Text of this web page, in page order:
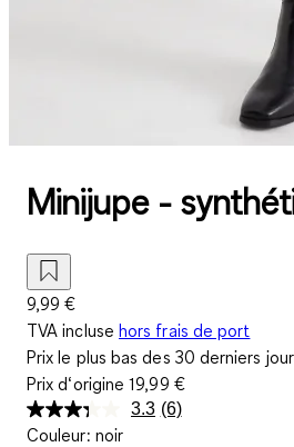
Minijupe -
9,99 €
TVA incluse hors frais de port
Prix le plus bas des 30 derniers
Prix d‘origine19,99 €
3.3 Lire
(6)
Couleur: noir